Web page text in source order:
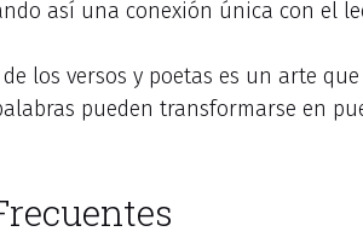
así una conexión única con el
los versos y poetas es un arte
pueden transformarse en